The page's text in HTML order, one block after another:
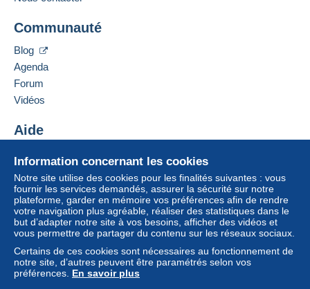
Information concernant les cookies
Notre site utilise des cookies pour les finalités suivantes : vous
fournir les services demandés, assurer la sécurité sur notre
plateforme, garder en mémoire vos préférences afin de rendre
votre navigation plus agréable, réaliser des statistiques dans le
but d’adapter notre site à vos besoins, afficher des vidéos et
vous permettre de partager du contenu sur les réseaux sociaux.
Certains de ces cookies sont nécessaires au fonctionnement de
notre site, d’autres peuvent être paramétrés selon vos
préférences. En savoir plus
Communauté
Blog
Agenda
Forum
Vidéos
Aide
Acheter sur Delcampe
Vendre sur Delcampe
Un site sécurisé